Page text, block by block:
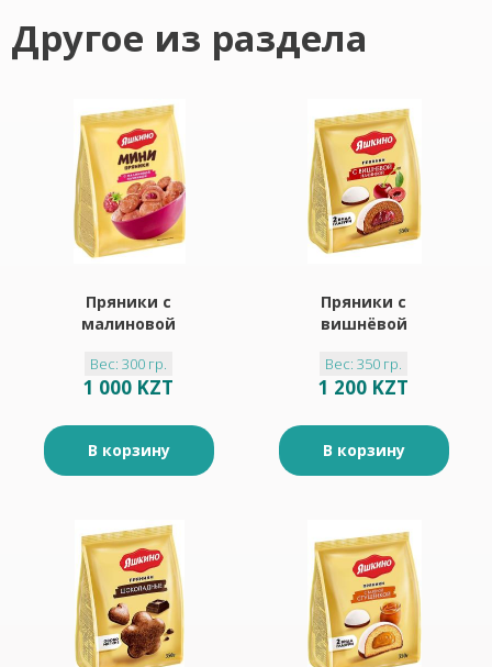
Другое из раздела
Пряники с
малиновой
300гр
Вес: 300 гр.
1 000 KZT
В корзину
Пряники с
вишнёвой
350гр
Вес: 350 гр.
1 200 KZT
В корзину